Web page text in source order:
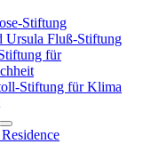
Stiftung
Ursula Fluß-Stiftung
für
Stiftung für Klima